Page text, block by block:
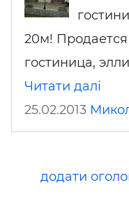
20м!
гостиница,
Читати далі
25.02.2013
додати